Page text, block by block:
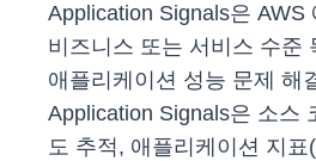
Application Signals은 AWS
비즈니스 또는 서비스 수준
애플리케이션 성능 문제 해
Application Signals은 소스
도 추적, 애플리케이션 지표